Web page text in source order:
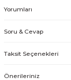
ve Şort
Yorumları
Soru & Cevap
Taksit Seçenekleri
Önerileriniz